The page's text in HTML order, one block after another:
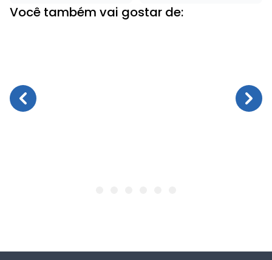
Você também vai gostar de: